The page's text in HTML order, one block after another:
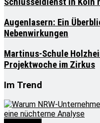
Augenlasern: Ein
Nebenwirkungen
Martinus-Schule
Projektwoche im Zirkus
Im Trend